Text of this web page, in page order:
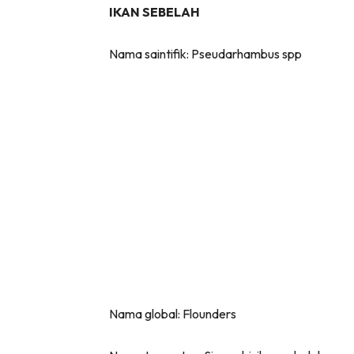
IKAN SEBELAH
Nama saintifik: Pseudarhambus spp
Nama global: Flounders